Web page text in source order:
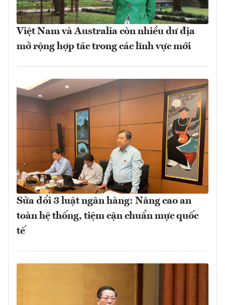
Việt Nam và Australia còn nhiều dư địa
mở rộng hợp tác trong các lĩnh vực mới
Sửa đổi 3 luật ngân hàng: Nâng cao an
toàn hệ thống, tiệm cận chuẩn mực quốc
tế